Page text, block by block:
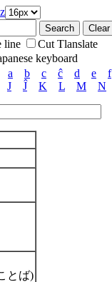
line
Cut Tlanslate
keyboard
a b c ĉ d e
f
J Ĵ K L M N
とば)